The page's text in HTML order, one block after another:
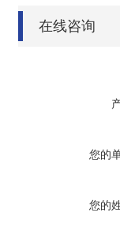
在线咨询
您的
您的